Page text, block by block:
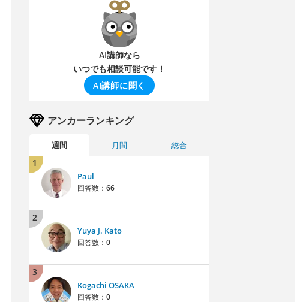
AI講師なら
いつでも相談可能です！
AI講師に聞く
アンカーランキング
週間 月間 総合
1
Paul
回答数： 66
2
Yuya J. Kato
回答数： 0
3
Kogachi OSAKA
回答数： 0